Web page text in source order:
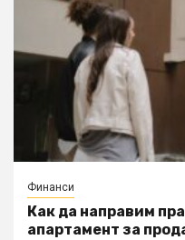
Финанси
Как да направим
апартамент за